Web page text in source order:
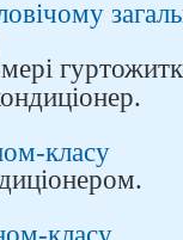
класу